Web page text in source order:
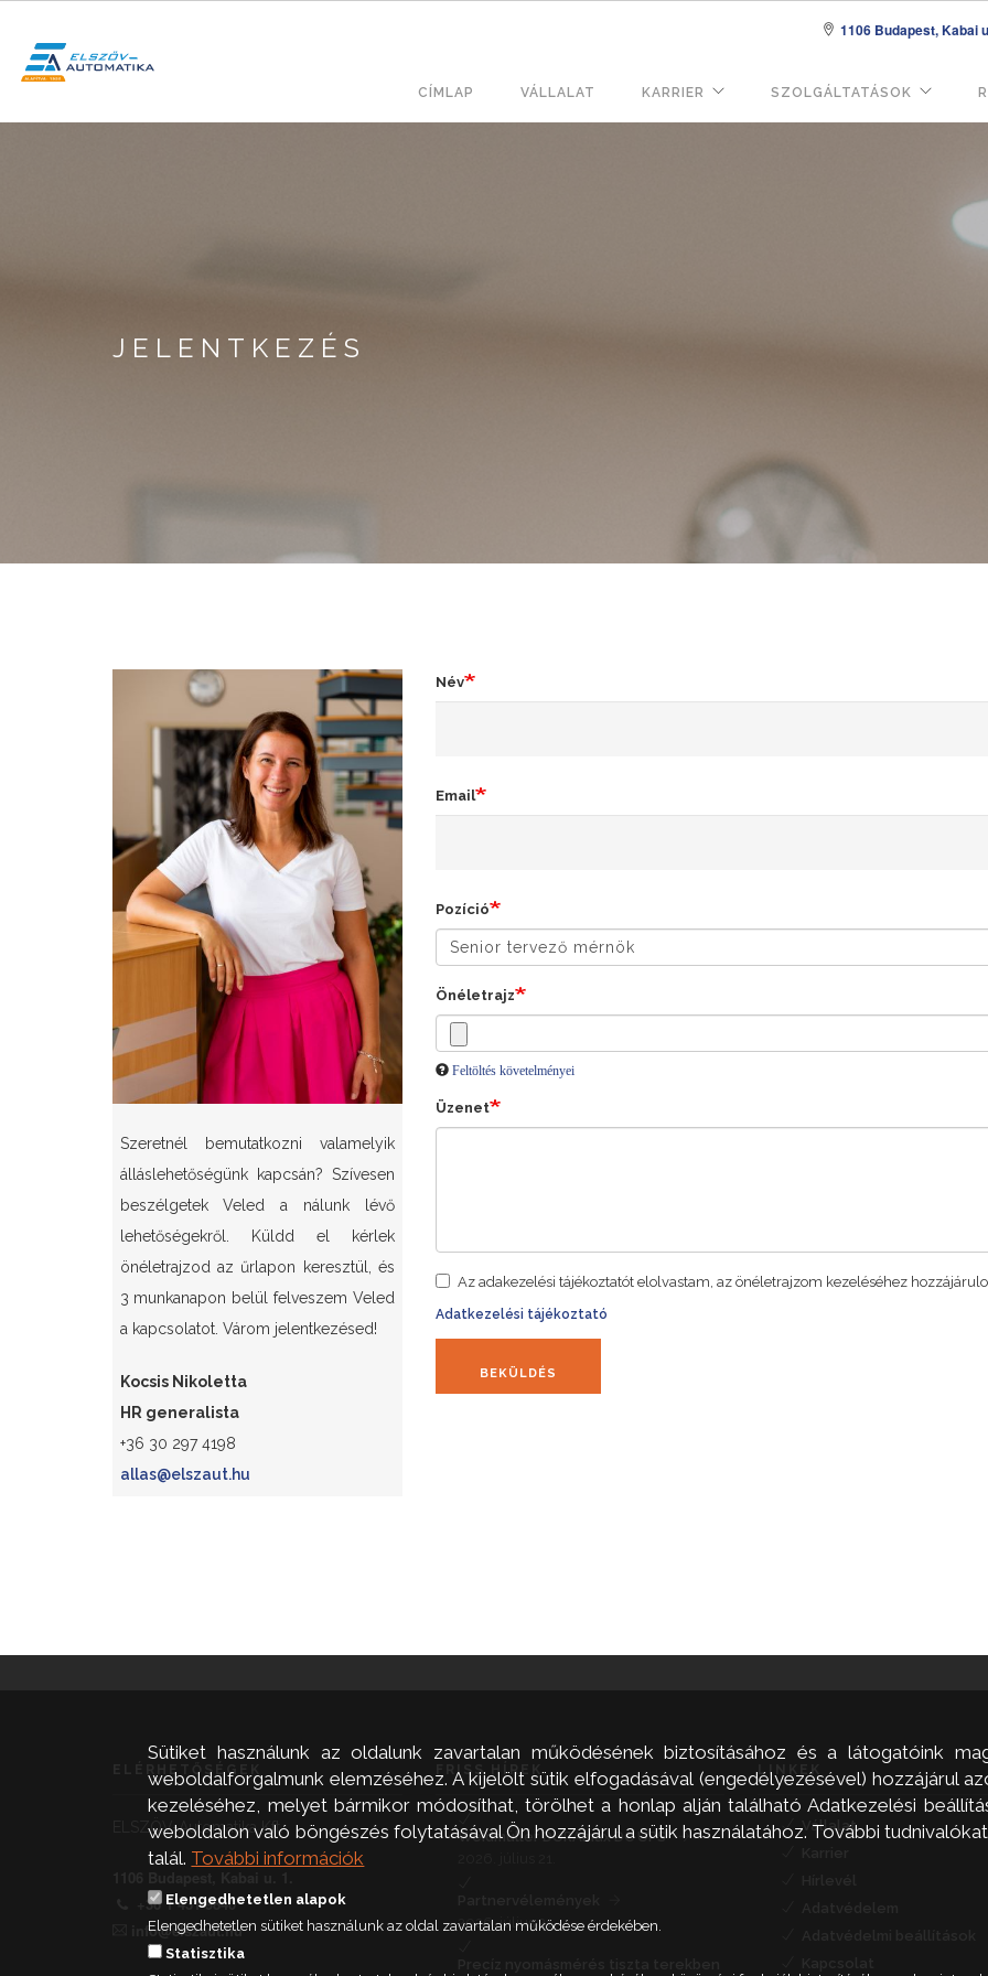
tartalomra
1106 Budapest, Kabai
Fő
navigáció
CÍMLAP VÁLLALAT KARRIER SZOLGÁLTATÁSOK
JELENTKEZÉS
Szeretnél bemutatkozni valamelyik
álláslehetőségünk kapcsán? Szívesen
beszélgetek Veled a nálunk lévő
lehetőségekről. Küldd el kérlek
önéletrajzod az űrlapon keresztül, és
3 munkanapon belül felveszem Veled
a kapcsolatot. Várom jelentkezésed!
Kocsis Nikoletta
HR generalista
+36 30 297 4198
allas@elszaut.hu
Név
Email
Pozíció
Önéletrajz
Feltöltés követelményei
Üzenet
Az adakezelési tájékoztatót elolvastam, az önéletrajzom kezeléséhez
Adatkezelési tájékoztató
BEKÜLDÉS
ELÉRHETŐSÉGEK
ELSZÖV-Automatika Kft.
+36 1 431 9840
info@elszaut.hu
FRISS HÍREK
Weidmüller DURAmax DC UPS
2026. július 21.
LINKEK
Vállalat
Sütiket használunk az oldalunk zavartalan működésének biztosításához és a látogatóink
weboldalforgalmunk elemzéséhez. A kijelölt sütik elfogadásával (engedélyezésével) hozzájárul
kezeléséhez, melyet bármikor módosíthat, törölhet a honlap alján található Adatkezelési
weboldalon való böngészés folytatásával Ön hozzájárul a sütik használatához. További
talál. További információk
Elengedhetetlen alapok
Elengedhetetlen sütiket használunk az oldal zavartalan működése érdekében.
Statisztika